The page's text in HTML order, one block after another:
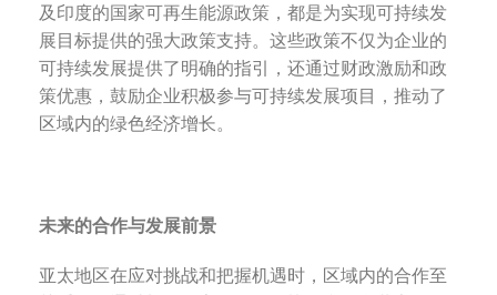
及印度的国家可再生能源政策，都是为实现可持续发
展目标提供的强大政策支持。这些政策不仅为企业的
可持续发展提供了明确的指引，还通过财政激励和政
策优惠，鼓励企业积极参与可持续发展项目，推动了
区域内的绿色经济增长。
未来的合作与发展前景
亚太地区在应对挑战和把握机遇时，区域内的合作至